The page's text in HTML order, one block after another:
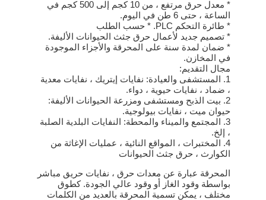
* معدل حرق مرتفع ، من 10 كجم إلى 500 كجم في
الساعة ، حتى 6 طن في اليوم.
* طائرة التحكم PLC. * حسب الطلب
* تصميم جديد لأعمال حرق جثث الحيوانات الأليفة.
* ضمان لمدة سنة على المحرقة والأجزاء الموجودة
في المخازن.
مجال التقديم:
1. المستشفى والعيادة: نفايات إيتريك ، نفايات معدية
، ضماد ، نفايات حيوية ، دواء.
2. بيت الذبح ومستشفى ومزرعة الحيوانات الأليفة:
حيوان ميت ، نفايات بيولوجية.
3. المجتمع والميناء والمحطة: النفايات البلدية الصلبة
، إلخ.
4. المختبرات ، المواقع النائية ، عمليات الإغاثة من
الكوارث ، حرق جثث الحيوانات
المحرقة عبارة عن معدات حرق ، نفايات حريق مباشر
بواسطة وقود الغاز أو وقود عالي الجودة. كطوق
مختلف ، يمكن تسمية المحرقة بالعديد من الكلمات